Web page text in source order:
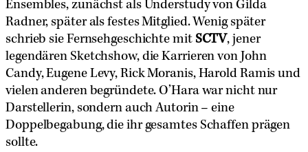
Ensembles, zunächst als Understudy von Gilda
Radner, später als festes Mitglied. Wenig später
schrieb sie Fernsehgeschichte mit SCTV, jener
legendären Sketchshow, die Karrieren von John
Candy, Eugene Levy, Rick Moranis, Harold Ramis und
vielen anderen begründete. O’Hara war nicht nur
Darstellerin, sondern auch Autorin – eine
Doppelbegabung, die ihr gesamtes Schaffen prägen
sollte.